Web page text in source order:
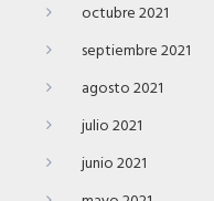
octubre 2021
septiembre 2021
agosto 2021
julio 2021
junio 2021